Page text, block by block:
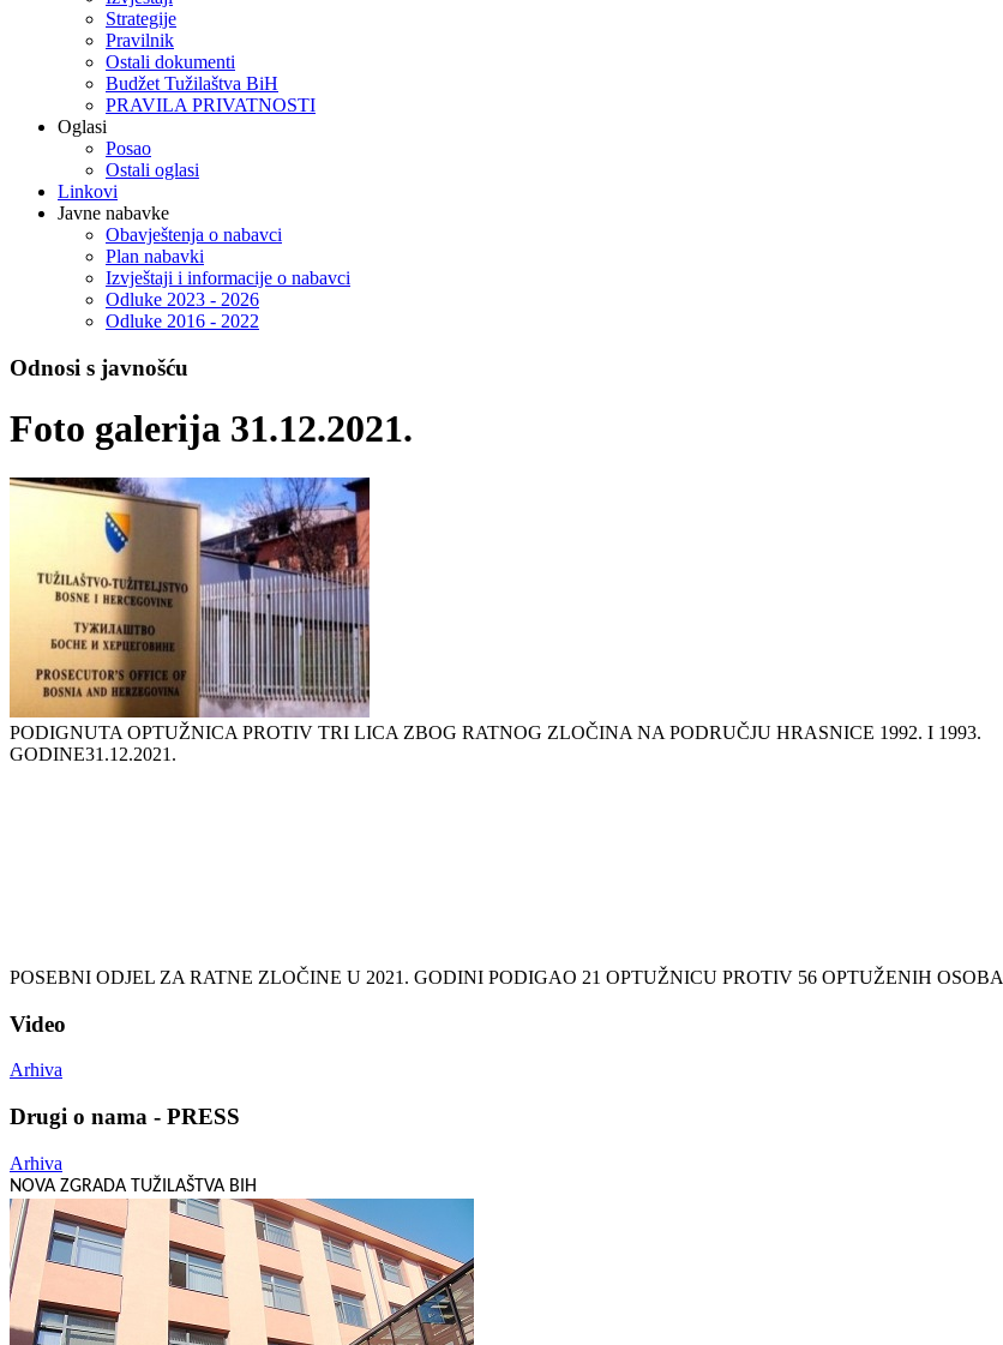
Strategije
Pravilnik
Ostali dokumenti
Budžet Tužilaštva BiH
PRAVILA PRIVATNOSTI
Oglasi
Posao
Ostali oglasi
Linkovi
Javne nabavke
Obavještenja o nabavci
Plan nabavki
Izvještaji i informacije o nabavci
Odluke 2023 - 2026
Odluke 2016 - 2022
Odnosi s javnošću
Foto galerija 31.12.2021.
PODIGNUTA OPTUŽNICA PROTIV TRI LICA ZBOG RATNOG ZLOČINA NA PODRUČJU HRASNICE 1992. I 1993.
GODINE31.12.2021.
POSEBNI ODJEL ZA RATNE ZLOČINE U 2021. GODINI PODIGAO 21 OPTUŽNICU PROTIV 56 OPTUŽENIH OSOBA
Video
Arhiva
Drugi o nama - PRESS
Arhiva
NOVA ZGRADA TUŽILAŠTVA BIH